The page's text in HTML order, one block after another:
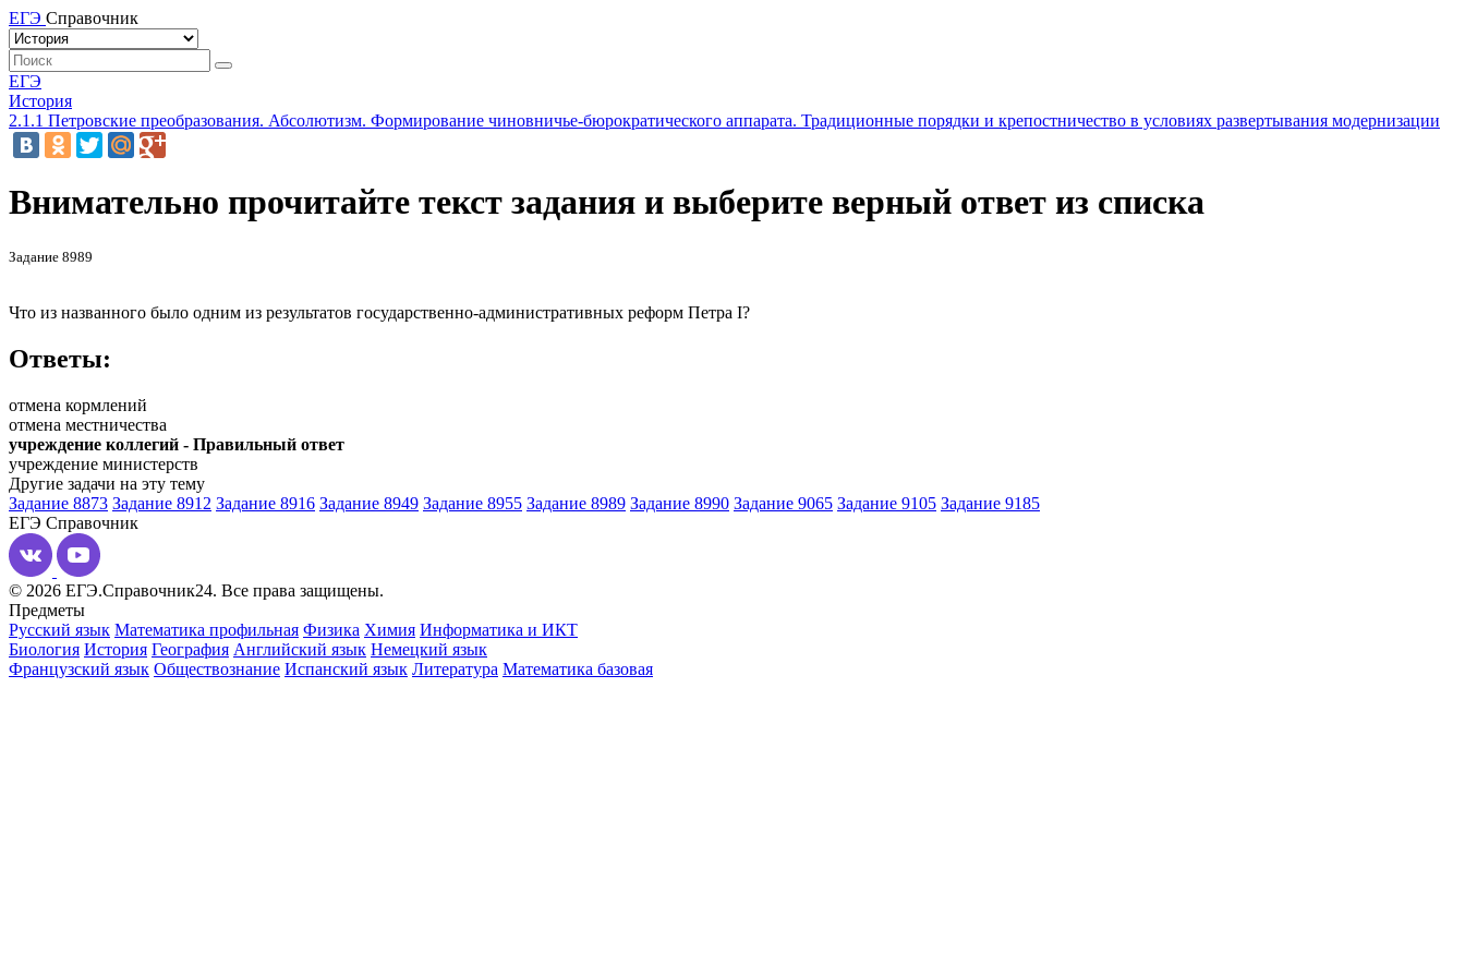
ЕГЭ Справочник
ЕГЭ
История
2.1.1 Петровские преобразования. Абсолютизм. Формирование чиновничье-бюрократического аппарата. Традиционные порядки и крепостничество в условиях развертывания модернизации
Внимательно прочитайте текст задания и выберите верный ответ из списка
Задание 8989
Что из названного было одним из результатов государственно-административных реформ Петра I?
Ответы:
отмена кормлений
отмена местничества
учреждение коллегий - Правильный ответ
учреждение министерств
Другие задачи на эту тему
Задание 8873 Задание 8912 Задание 8916 Задание 8949 Задание 8955 Задание 8989 Задание 8990 Задание 9065 Задание 9105 Задание 9185
ЕГЭ Справочник
© 2026 ЕГЭ.Справочник24. Все права защищены.
Предметы
Русский язык Математика профильная Физика Химия Информатика и ИКТ
Биология История География Английский язык Немецкий язык
Французский язык Обществознание Испанский язык Литература Математика базовая